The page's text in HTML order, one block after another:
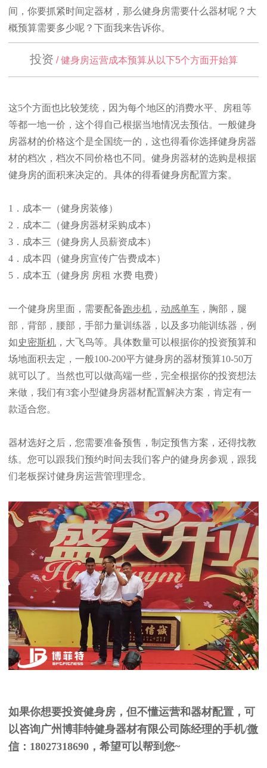
间，你要抓紧时间定器材，那么健身房需要什么器材呢？大
概预算需要多少呢？下面我来告诉你。
投资 / 健身房运营成本预算从以下5个方面开始算
这5个方面也比较笼统，因为每个地区的消费水平、房租等
等都一地一价，这个得自己根据当地情况去预估。一般健身
房器材的价格这个是全国统一的，这也得看你选择健身房器
材的档次，档次不同价格也不同。健身房器材的选购是根据
健身房的面积来决定的。具体的得看健身房配置方案。
1．成本一（健身房装修）
2．成本二（健身房器材采购成本）
3．成本三（健身房人员薪资成本）
4．成本四（健身房宣传广告费成本）
5．成本五（健身房 房租 水费 电费）
一个健身房里面，需要配备跑步机 ， 动感单车 ，胸部，腿
部，背部，腰部，手部力量训练器，以及多功能训练器，例
如史密斯机 ，大飞鸟等。具体数量可以根据你的投资预算和
场地面积去定，一般100-200平方健身房的器材预算10-50万
就可以了。当然也可以做高端一些，完全根据你的投资想法
来做，我们有3套小型健身房器材配置解决方案，肯定有一
款适合您。
器材选好之后，您需要准备预售，制定预售方案，还得找教
练。您可以跟我们预约时间去我们客户的健身房参观，跟我
们老板探讨健身房运营管理理念。
如果你想要投资健身房，但不懂运营和器材配置，可
以咨询广州博菲特健身器材有限公司陈经理的手机/微
信：18027318690，希望可以帮到您~